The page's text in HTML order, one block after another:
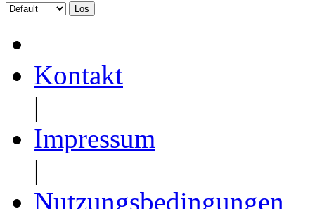
Kontakt
|
Impressum
|
Nutzungsbedingungen